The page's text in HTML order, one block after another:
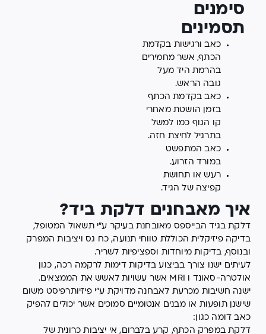
סימנים
תסמינים
כאב ורגישות בקדמת
הכתף, אשר מחמירים
בהרמת היד מעל
גובה הראש.
כאב בקדמת הכתף
בזמן הושטת מאחרי
קו הגוף כמו למשל
בתרגיל לחיצת חזה.
כאב המתפשט
במורד הזרוע.
רעש או תחושת
קפיצה של הגיד.
איך מאבחנים דלקת ביד?
דלקת בגיד הבייספס מאובחנת בעיקר ע"י תשאול המטופל,
בדיקה פיזיקלית הכוללת טווחי תנועה, כח גס ויציבות המפרק
ובנוסף, בדיקות מיוחדות וספציפיות לשריר.
לעיתים ישנו צורך בביצוע בדיקות דימות לרקמה רכה, כגון
אולטרה-סאונד ו MRI אשר עשויות לאשש את הממצאים.
ישנה חשיבות מכרעת לאבחנה מדויקת ע"י פיזיותרפיסט משום
שישנן תופעות או מבנים אנטומיים סמוכים אשר יכולים להפיק
כאב דומה כגון:
דלקת במפרק הכתף, קרע בלברום, אי יציבות כרונית של